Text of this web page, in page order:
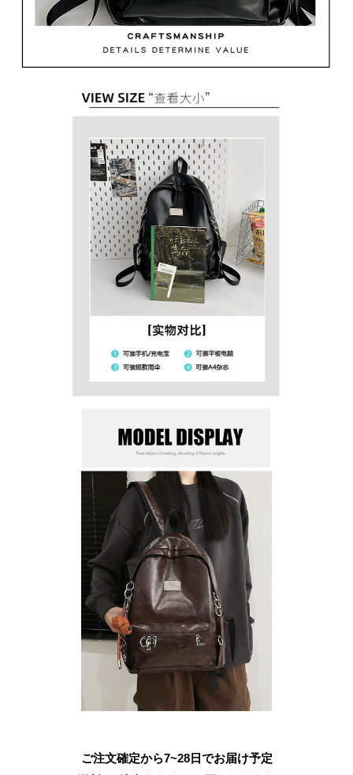
ご注文確定から7~28日でお届け予定